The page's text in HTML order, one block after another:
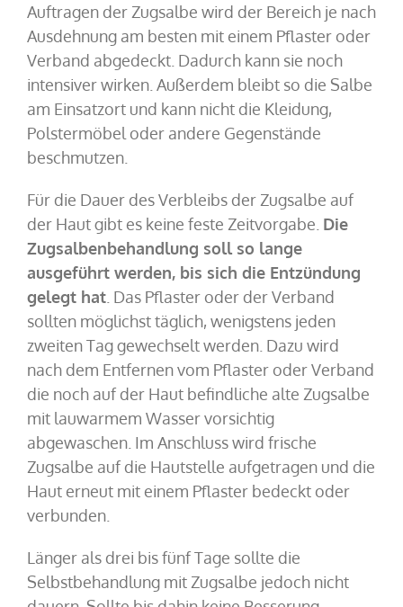
Auftragen der Zugsalbe wird der Bereich je nach
Ausdehnung am besten mit einem Pflaster oder
Verband abgedeckt. Dadurch kann sie noch
intensiver wirken. Außerdem bleibt so die Salbe
am Einsatzort und kann nicht die Kleidung,
Polstermöbel oder andere Gegenstände
beschmutzen.
Für die Dauer des Verbleibs der Zugsalbe auf
der Haut gibt es keine feste Zeitvorgabe. Die
Zugsalbenbehandlung soll so lange
ausgeführt werden, bis sich die Entzündung
gelegt hat. Das Pflaster oder der Verband
sollten möglichst täglich, wenigstens jeden
zweiten Tag gewechselt werden. Dazu wird
nach dem Entfernen vom Pflaster oder Verband
die noch auf der Haut befindliche alte Zugsalbe
mit lauwarmem Wasser vorsichtig
abgewaschen. Im Anschluss wird frische
Zugsalbe auf die Hautstelle aufgetragen und die
Haut erneut mit einem Pflaster bedeckt oder
verbunden.
Länger als drei bis fünf Tage sollte die
Selbstbehandlung mit Zugsalbe jedoch nicht